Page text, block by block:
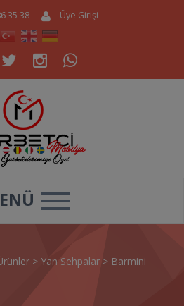
35 38 Üye Girişi
> Yan Sehpalar > Barmini